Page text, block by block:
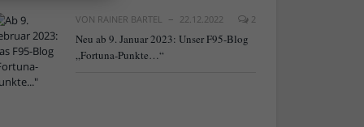
VON RAINER BARTEL 22.12.2022 2
Neu ab 9. Januar 2023: Unser F95-Blog
„Fortuna-Punkte…“